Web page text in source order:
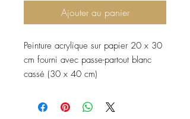
Ajouter au panier
Peinture acrylique sur papier 20 x 30
cm fourni avec passe-partout blanc
cassé (30 x 40 cm)